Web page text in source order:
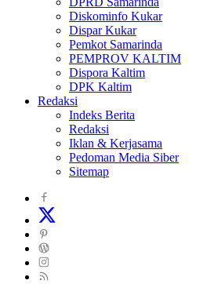
Diskominfo Kukar
Dispar Kukar
Pemkot Samarinda
PEMPROV KALTIM
Dispora Kaltim
DPK Kaltim
Redaksi
Indeks Berita
Redaksi
Iklan & Kerjasama
Pedoman Media Siber
Sitemap